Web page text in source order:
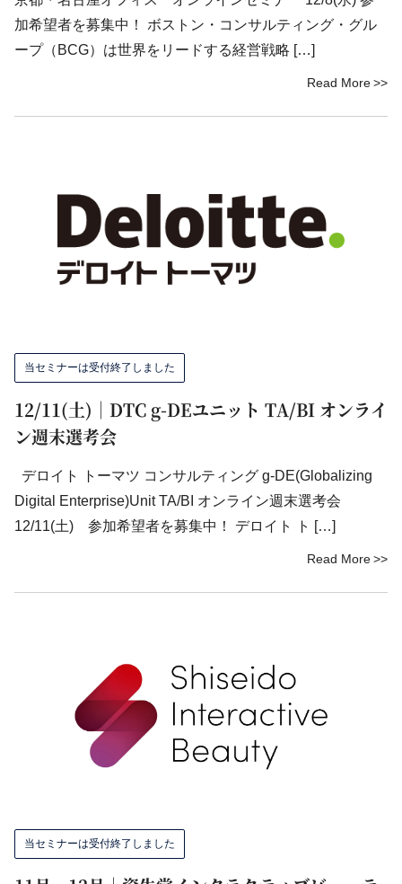
加希望者を募集中！ ボストン・コンサルティング・グル
ープ（BCG）は世界をリードする経営戦略 […]
Read More
当セミナーは受付終了しました
12/11(土)｜DTC g-DEユニット TA/BI オンライ
ン週末選考会
デロイト トーマツ コンサルティング g-DE(Globalizing
Digital Enterprise)Unit TA/BI オンライン週末選考会
12/11(土) 参加希望者を募集中！ デロイト ト […]
Read More
当セミナーは受付終了しました